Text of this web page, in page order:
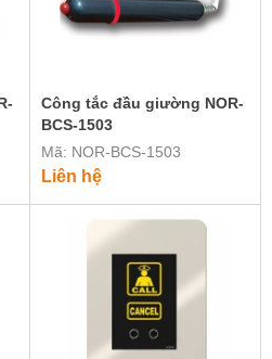
Công tắc đầu giường NOR-
BCS-1503
Mã: NOR-BCS-1503
Liên hệ